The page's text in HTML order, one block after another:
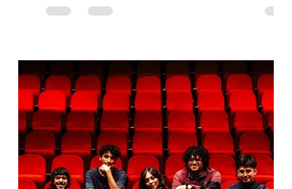
Preventa Exclusiva Santander con 30%
stock). Posterior a esta preventa exclusiva
se da inicio a la segunda etapa con una
preventa con 20% descuento para los
clientes del mismo banco y 20% para las
personas que se pre inscribieron y el miérc